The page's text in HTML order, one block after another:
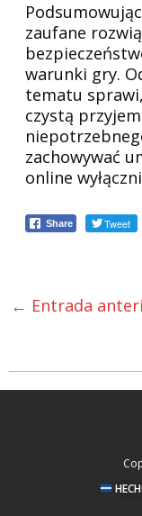
zaufane
warunki gry.
tematu
czystą
zachowywać
online
Share Tweet
← Entrada